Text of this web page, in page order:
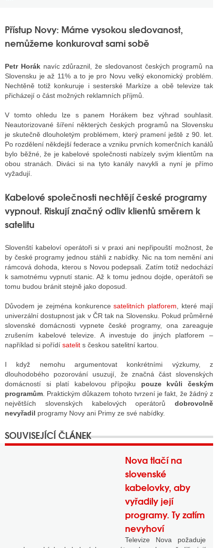
Přístup Novy: Máme vysokou sledovanost,
nemůžeme konkurovat sami sobě
Petr Horáknavíc zdůraznil, že sledovanost českých programů na
Slovensku je až 11% a to je pro Novu velký ekonomický problém.
Nechtěně totiž konkuruje i sesterské Markíze a obě televize tak
přicházejí o část možných reklamních příjmů.
V tomto ohledu lze s panem Horákem bez výhrad souhlasit.
Neautorizované šíření některých českých programů na Slovensku
je skutečně dlouholetým problémem, který pramení ještě z 90. let.
Po rozdělení někdejší federace a vzniku prvních komerčních kanálů
bylo běžné, že je kabelové společnosti nabízely svým klientům na
obou stranách. Diváci si na tyto kanály navykli a nyní je přímo
vyžadují.
Kabelové společnosti nechtějí české programy
vypnout. Riskují značný odliv klientů směrem k
satelitu
Slovenští kabeloví operátoři si v praxi ani nepřipouští možnost, že
by české programy jednou stáhli z nabídky. Nic na tom nemění ani
rámcová dohoda, kterou s Novou podepsali. Zatím totiž nedochází
k samotnému vypnutí stanic. Až k tomu jednou dojde, operátoři se
tomu budou bránit stejně jako doposud.
Důvodem je zejména konkurencesatelitních platforem , které mají
univerzální dostupnost jak v ČR tak na Slovensku. Pokud průměrné
slovenské domácnosti vypnete české programy, ona zareaguje
zrušením kabelové televize. A investuje do jiných platforem –
například si pořídí satelit s českou satelitní kartou.
I když nemohu argumentovat konkrétními výzkumy, z
dlouhodobého pozorování usuzují, že značná část slovenských
domácností si platí kabelovou přípojku pouze kvůli českým
programům . Praktickým důkazem tohoto tvrzení je fakt, že žádný z
největších slovenských kabelových operátorů dobrovolně
nevyřadil programy Novy ani Primy ze své nabídky.
Nova tlačí na
slovenské
kabelovky, aby
vyřadily její
programy. Ty zatím
nevyhoví
Televize Nova požaduje